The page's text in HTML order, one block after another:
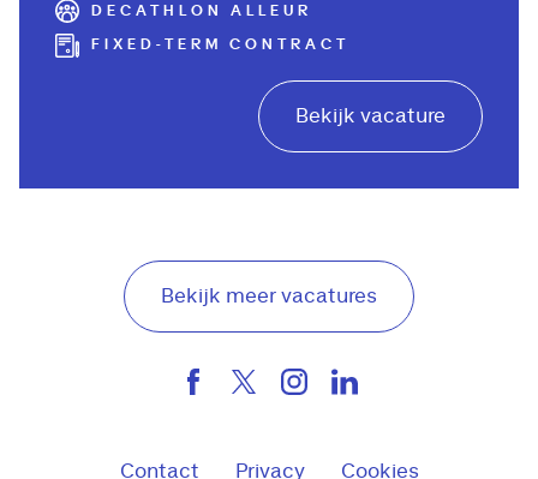
DECATHLON ALLEUR
FIXED-TERM CONTRACT
Bekijk vacature
Bekijk meer vacatures
Contact Privacy Cookies